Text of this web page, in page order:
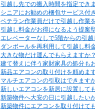
引越し先での搬入時間を指定でき
シニアにお勧めの梱包サービス付
ベテラン作業員だけで引越し作業
引越し料金がお得になるよう提案
エレベーターなしで5階からの引
ダンボールを再利用して引越し料
大きな物だけ運んでもらえますか
建て替えに伴う家財家具の処分も
新品エアコンの取り付けを頼めま
マルチエアコンの引取はできます
新しいエアコンを新居に設置して
新築物件へ大安の日に引越したい
新築物件にエアコンを取り付けて